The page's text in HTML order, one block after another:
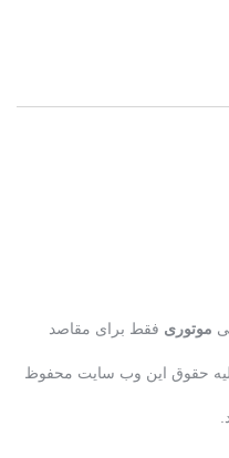
موتوری فقط برای مقاصد
کلیه حقوق این وب سایت محفوظ